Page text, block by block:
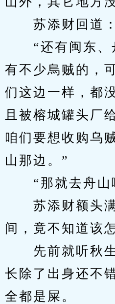
苏添财回道：
“还有闽东、
有不少烏贼的，
们这边一样，都
且被榕城罐头厂
咱们要想收购乌
山那边。”
“那就去舟山
苏添财额头满
间，竟不知道该
先前就听秋生
长除了出身还不
全都是屎。